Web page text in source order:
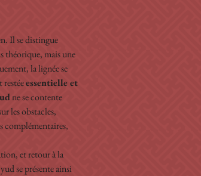
Il se distingue
théorique, mais une
la lignée se
restée essentielle et
ne se contente
les obstacles,
complémentaires,
et retour à la
se présente ainsi